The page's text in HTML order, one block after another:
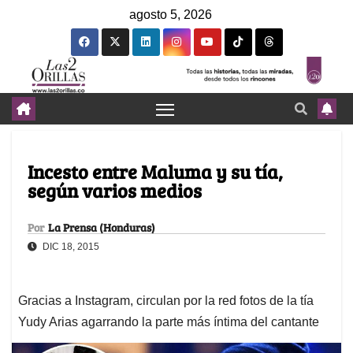
agosto 5, 2026
Incesto entre Maluma y su tía,
según varios medios
Por La Prensa (Honduras)
DIC 18, 2015
Gracias a Instagram, circulan por la red fotos de la tía
Yudy Arias agarrando la parte más íntima del cantante